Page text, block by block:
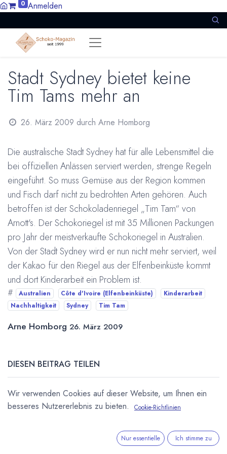
0 Anmelden
Stadt Sydney bietet keine
Tim Tams mehr an
26. März 2009 durch Arne Homborg
Die australische Stadt Sydney hat für alle Lebensmittel die
bei offiziellen Anlässen serviert werden, strenge Regeln
eingeführt. So muss Gemüse aus der Region kommen
und Fisch darf nicht zu bedrohten Arten gehören. Auch
betroffen ist der Schokoladenriegel „Tim Tam“ von
Arnott's. Der Schokoriegel ist mit 35 Millionen Packungen
pro Jahr der meistverkaufte Schokoriegel in Australien.
Von der Stadt Sydney wird er nun nicht mehr serviert, weil
der Kakao für den Riegel aus der Elfenbeinküste kommt
und dort Kinderarbeit ein Problem ist.
# Australien Côte d'Ivoire (Elfenbeinküste)
Kinderarbeit
Nachhaltigkeit
Sydney Tim Tam
Arne Homborg 26. März 2009
DIESEN BEITRAG TEILEN
Wir verwenden Cookies auf dieser Website, um Ihnen ein
besseres Nutzererlebnis zu bieten.
Cookie-Richtlinien
Nur essentielle Ich stimme zu